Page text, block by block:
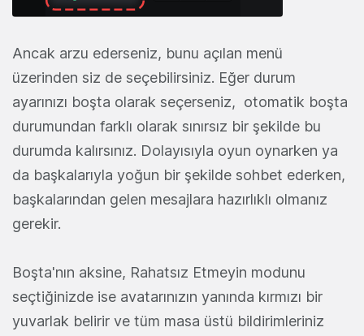
Ancak arzu ederseniz, bunu açılan menü
üzerinden siz de seçebilirsiniz. Eğer durum
ayarınızı boşta olarak seçerseniz, otomatik boşta
durumundan farklı olarak sınırsız bir şekilde bu
durumda kalırsınız. Dolayısıyla oyun oynarken ya
da başkalarıyla yoğun bir şekilde sohbet ederken,
başkalarından gelen mesajlara hazırlıklı olmanız
gerekir.
Boşta'nın aksine, Rahatsız Etmeyin modunu
seçtiğinizde ise avatarınızın yanında kırmızı bir
yuvarlak belirir ve tüm masa üstü bildirimleriniz